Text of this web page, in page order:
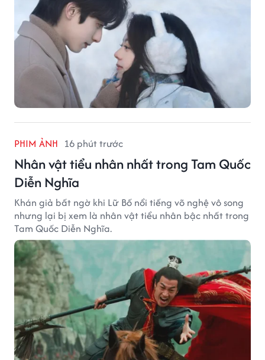
PHIM ẢNH 16 phút trước
Nhân vật tiểu nhân nhất trong Tam Quốc
Diễn Nghĩa
Khán giả bất ngờ khi Lữ Bố nổi tiếng võ nghệ vô song
nhưng lại bị xem là nhân vật tiểu nhân bậc nhất trong
Tam Quốc Diễn Nghĩa.